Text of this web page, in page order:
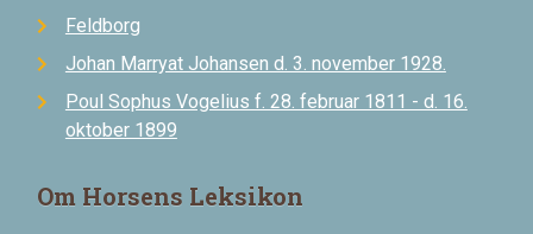
Feldborg
Johan Marryat Johansen d. 3. november 1928.
Poul Sophus Vogelius f. 28. februar 1811 - d. 16.
oktober 1899
Om Horsens Leksikon